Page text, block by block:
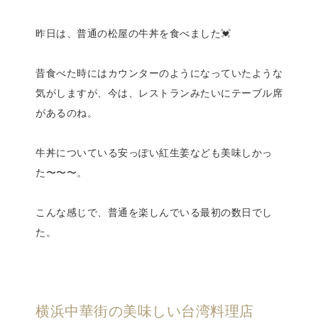
昨日は、普通の松屋の牛丼を食べました💓
昔食べた時にはカウンターのようになっていたような
気がしますが、今は、レストランみたいにテーブル席
があるのね。
牛丼についている安っぽい紅生姜なども美味しかっ
た〜〜〜。
こんな感じで、普通を楽しんでいる最初の数日でし
た。
横浜中華街の美味しい台湾料理店